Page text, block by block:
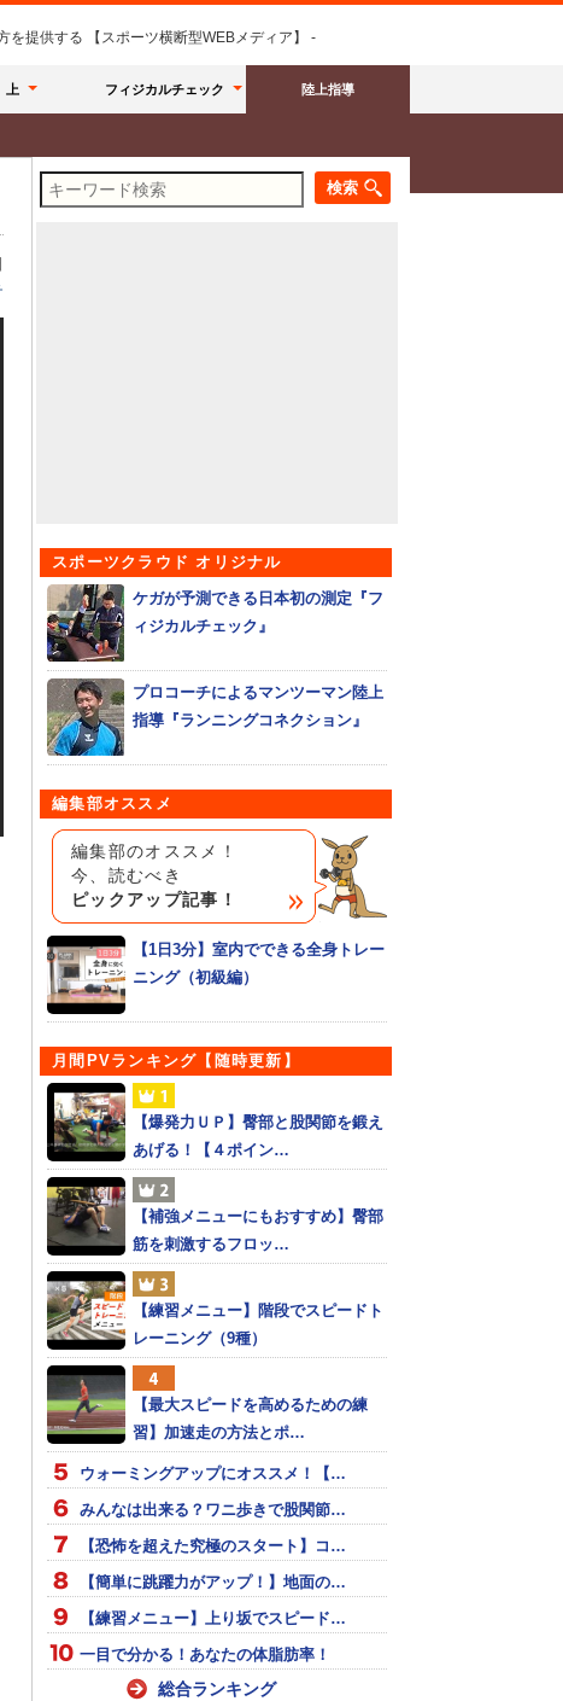
を提供する 【スポーツ横断型WEBメディア】 -
フィジカルチェック 陸上指導
スポーツクラウド オリジナル
ケガが予測できる日本初の測定『フ
ィジカルチェック』
プロコーチによるマンツーマン陸上
指導『ランニングコネクション』
編集部オススメ
編集部のオススメ！
今、読むべき
ピックアップ記事！
【1日3分】室内でできる全身トレー
ニング（初級編）
月間PVランキング【随時更新】
【爆発力ＵＰ】臀部と股関節を鍛え
あげる！【４ポイン…
【補強メニューにもおすすめ】臀部
筋を刺激するフロッ…
【練習メニュー】階段でスピードト
レーニング（9種）
【最大スピードを高めるための練
習】加速走の方法とポ…
ウォーミングアップにオススメ！【…
みんなは出来る？ワニ歩きで股関節…
【恐怖を超えた究極のスタート】コ…
【簡単に跳躍力がアップ！】地面の…
【練習メニュー】上り坂でスピード…
一目で分かる！あなたの体脂肪率！
総合ランキング